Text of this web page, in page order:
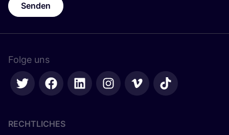
Senden
Folge uns
RECHTLICHES